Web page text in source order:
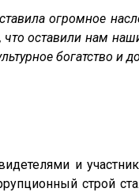
огромное
что оставили нам
богатство и
и
строй